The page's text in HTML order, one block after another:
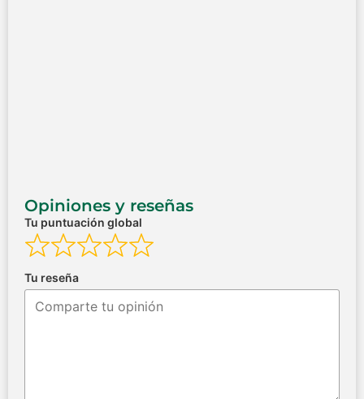
Opiniones y reseñas
Tu puntuación global
Tu reseña